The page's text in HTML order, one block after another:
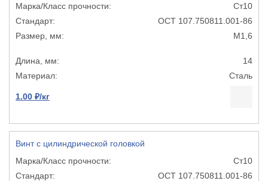
Ст10
ОСТ 107.750811.001-86
М1,6
14
Сталь
1.00 ₽/кг
Винт с цилиндрической головкой
Ст10
ОСТ 107.750811.001-86